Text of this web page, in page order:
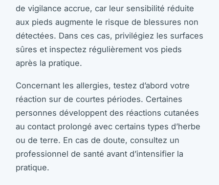
de vigilance accrue, car leur sensibilité réduite
aux pieds augmente le risque de blessures non
détectées. Dans ces cas, privilégiez les surfaces
sûres et inspectez régulièrement vos pieds
après la pratique.
Concernant les allergies, testez d’abord votre
réaction sur de courtes périodes. Certaines
personnes développent des réactions cutanées
au contact prolongé avec certains types d’herbe
ou de terre. En cas de doute, consultez un
professionnel de santé avant d’intensifier la
pratique.